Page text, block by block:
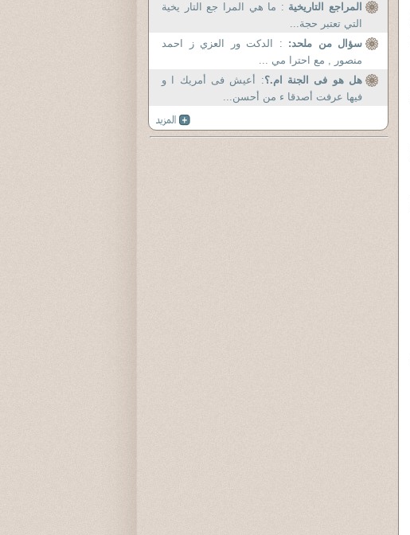
المراجع التاريخية : ما هي المرا جع التار يخية
التي تعتبر حجة...
سؤال من ملحد: : الدكت ور العزي ز احمد
منصور , مع احترا مي ...
هل هو فى الجنة ام.؟: أعيش فى أمريك ا و
فيها عرفت أصدقا ء من أحسن...